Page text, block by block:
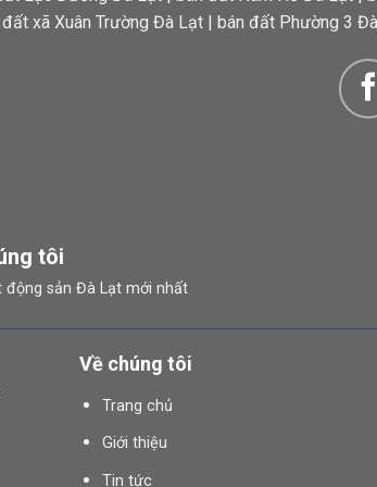
xã Xuân Trường Đà Lạt | bán đất Phường 3
tôi
sản Đà Lạt mới nhất
Về chúng tôi
Trang chủ
Giới thiệu
Tin tức